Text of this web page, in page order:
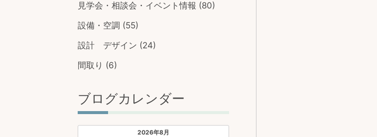
見学会・相談会・イベント情報 (80)
設備・空調 (55)
設計 デザイン (24)
間取り (6)
ブログカレンダー
2026年8月